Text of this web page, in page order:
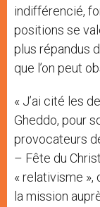
indifférencié,
positions se
plus répandus
que l’on peut
« J’ai cité les
Gheddo, pour
provocateurs
– Fête du
« relativisme
la mission